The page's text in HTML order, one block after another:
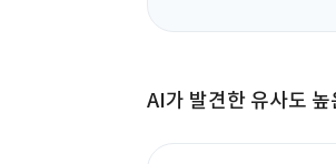
AI가 발견한 유사도